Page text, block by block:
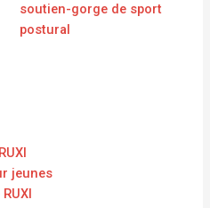
soutien-gorge de sport
postural
jeunes